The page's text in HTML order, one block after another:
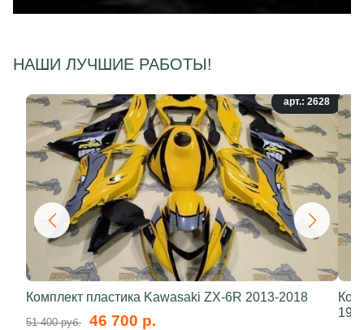
НАШИ ЛУЧШИЕ РАБОТЫ!
арт.: 2628
Комплект пластика Kawasaki ZX-6R 2013-2018
51 400 руб. 46 700 р.